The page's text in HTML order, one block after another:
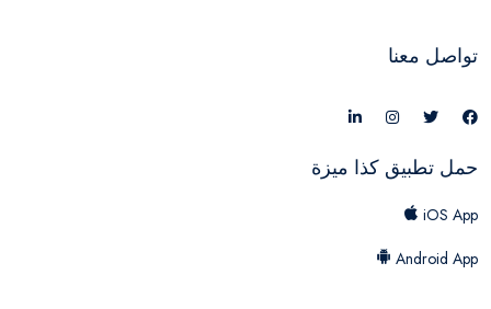
تواصل معنا
حمل تطبيق كذا ميزة
iOS App
Android App